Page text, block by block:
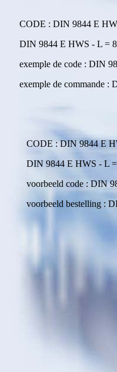
CODE : DIN 9844 E
DIN 9844 E HWS - L =
exemple de code : DIN
exemple de commande :
CODE : DIN 9844 E
DIN 9844 E HWS - L
voorbeeld code : DIN
voorbeeld bestelling :